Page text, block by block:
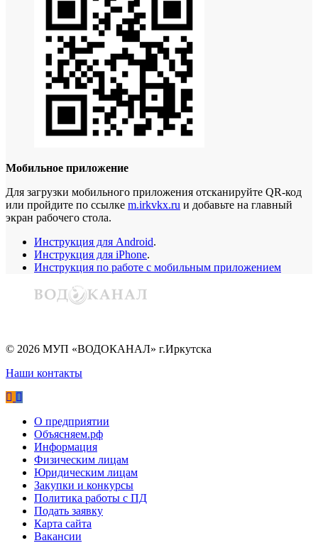
Мобильное приложение
Для загрузки мобильного приложения отсканируйте QR-код
или пройдите по ссылке m.irkvkx.ru и добавьте на главный
экран рабочего стола.
Инструкция для Android.
Инструкция для iPhone.
Инструкция по работе с мобильным приложением
© 2026 МУП «ВОДОКАНАЛ» г.Иркутска
Наши контакты
О предприятии
Объясняем.рф
Информация
Физическим лицам
Юридическим лицам
Закупки и конкурсы
Политика работы с ПД
Подать заявку
Карта сайта
Вакансии